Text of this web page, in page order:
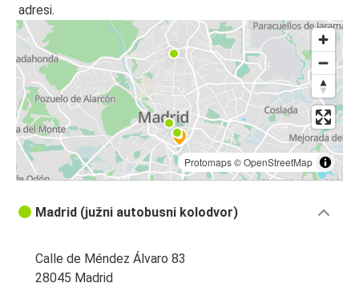
adresi.
Protomaps©OpenStreetMap
Madrid (južni autobusni kolodvor)
Calle de Méndez Álvaro 83
28045 Madrid